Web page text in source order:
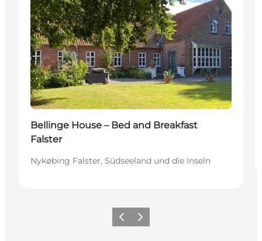
Bellinge House – Bed and Breakfast
Falster
Nykøbing Falster, Südseeland und die Inseln
ZurückWeiter